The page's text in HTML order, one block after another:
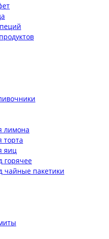
лимона
торта
яиц
горячее
чайные пакетики